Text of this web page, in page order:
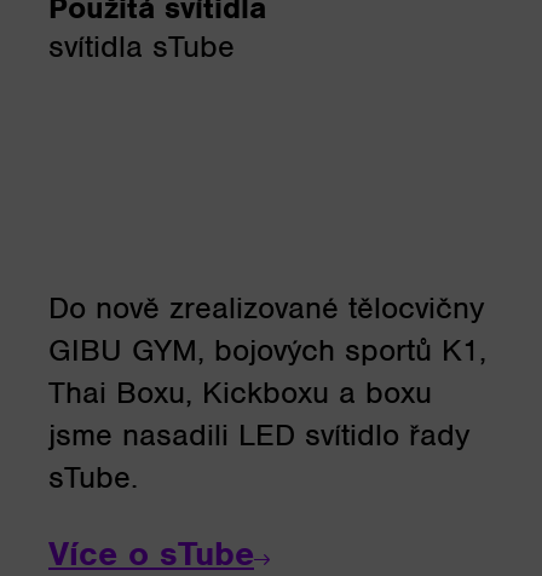
svítidla sTube
Do nově zrealizované tělocvičny
GIBU GYM, bojových sportů K1,
Thai Boxu, Kickboxu a boxu
jsme nasadili LED svítidlo řady
sTube.
Více o sTube